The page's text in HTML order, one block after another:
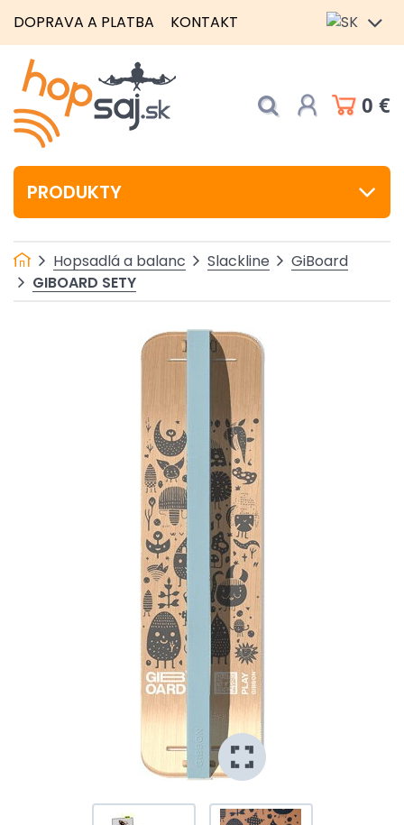
DOPRAVA A PLATBA KONTAKT
0 €
PRODUKTY
Hopsadlá a balanc Slackline
GiBoard
GIBOARD SETY